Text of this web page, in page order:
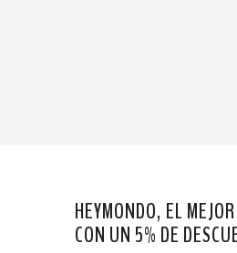
HEYMONDO, EL
CON UN 5% DE